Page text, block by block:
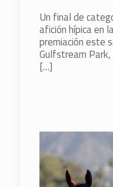
Un final de
afición hípica en
premiación este
Gulfstream
[…]